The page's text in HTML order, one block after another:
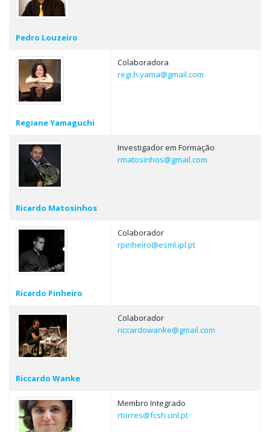
Pedro Louzeiro
Regiane Yamaguchi
Colaboradora
regi.h.yama@gmail.com
Ricardo Matosinhos
Investigador em Formação
rmatosinhos@gmail.com
Ricardo Pinheiro
Colaborador
rpinheiro@esml.ipl.pt
Riccardo Wanke
Colaborador
riccardowanke@gmail.com
Membro Integrado
rtorres@fcsh.unl.pt